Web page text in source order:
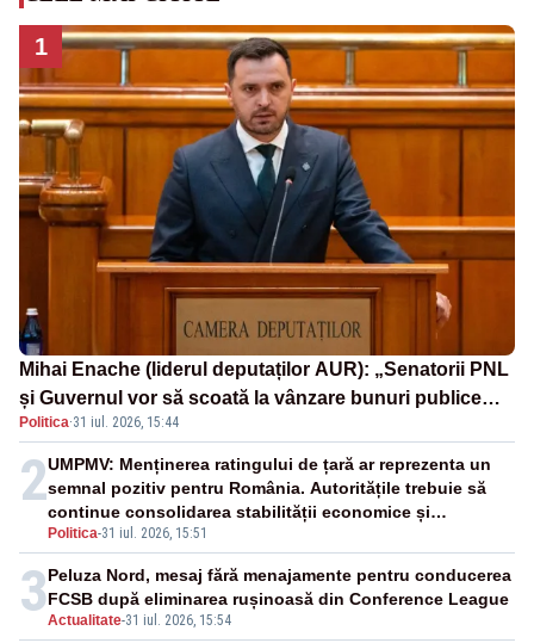
1
Mihai Enache (liderul deputaților AUR): „Senatorii PNL
și Guvernul vor să scoată la vânzare bunuri publice
pentru a stinge datoriile pentru vaccinurile Pfizer!”
Politica·31 iul. 2026, 15:44
2
Politica-31 iul. 2026, 15:51
UMPMV: Menținerea ratingului de țară ar reprezenta un
semnal pozitiv pentru România. Autoritățile trebuie să
continue consolidarea stabilității economice și
financiare
3Actualitate-31 iul. 2026, 15:54
Peluza Nord, mesaj fără menajamente pentru conducerea
FCSB după eliminarea rușinoasă din Conference League